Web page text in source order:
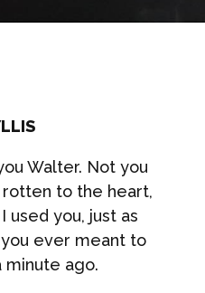
Walter. Not you
rotten to the heart,
used you, just as
you ever meant to
ago.